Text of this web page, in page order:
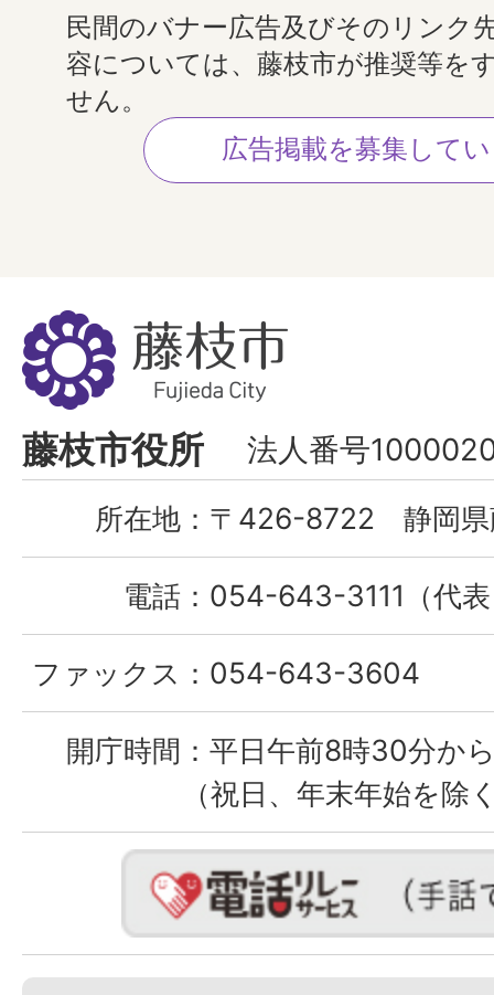
民間のバナー広告及びそのリンク
容については、藤枝市が推奨等を
せん。
広告掲載を募集して
藤
枝
市
Fujieda
City
藤枝市役所 法人番号
所在地： 〒426-8722 静岡県
電話： 054-643-3111（代
ファックス： 054-643-3604
開庁時間： 平日午前8時30分か
（祝日、年末年始を除